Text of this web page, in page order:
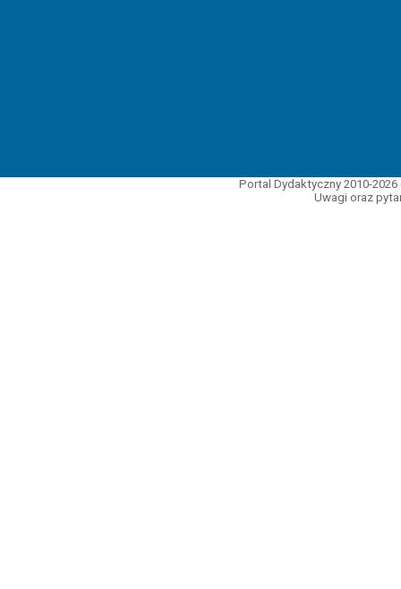
Portal Dydaktyczny 2010-
Uwagi oraz